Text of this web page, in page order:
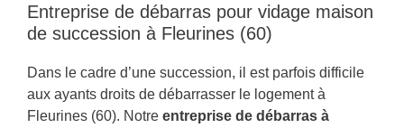
Entreprise de débarras pour vidage maison
de succession à Fleurines (60)
Dans le cadre d’une succession, il est parfois difficile
aux ayants droits de débarrasser le logement à
Fleurines (60). Notre entreprise de débarras à